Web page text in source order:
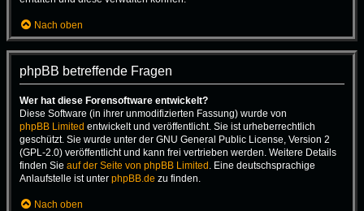
Nach oben
phpBB betreffende Fragen
Wer hat diese Forensoftware entwickelt?
Diese Software (in ihrer unmodifizierten Fassung) wurde von
phpBB Limited entwickelt und veröffentlicht. Sie ist urheberrechtlich
geschützt. Sie wurde unter der GNU General Public License, Version 2
(GPL-2.0) veröffentlicht und kann frei vertrieben werden. Weitere Details
finden Sie auf der Seite von phpBB Limited . Eine deutschsprachige
Anlaufstelle ist unter phpBB.de zu finden.
Nach oben